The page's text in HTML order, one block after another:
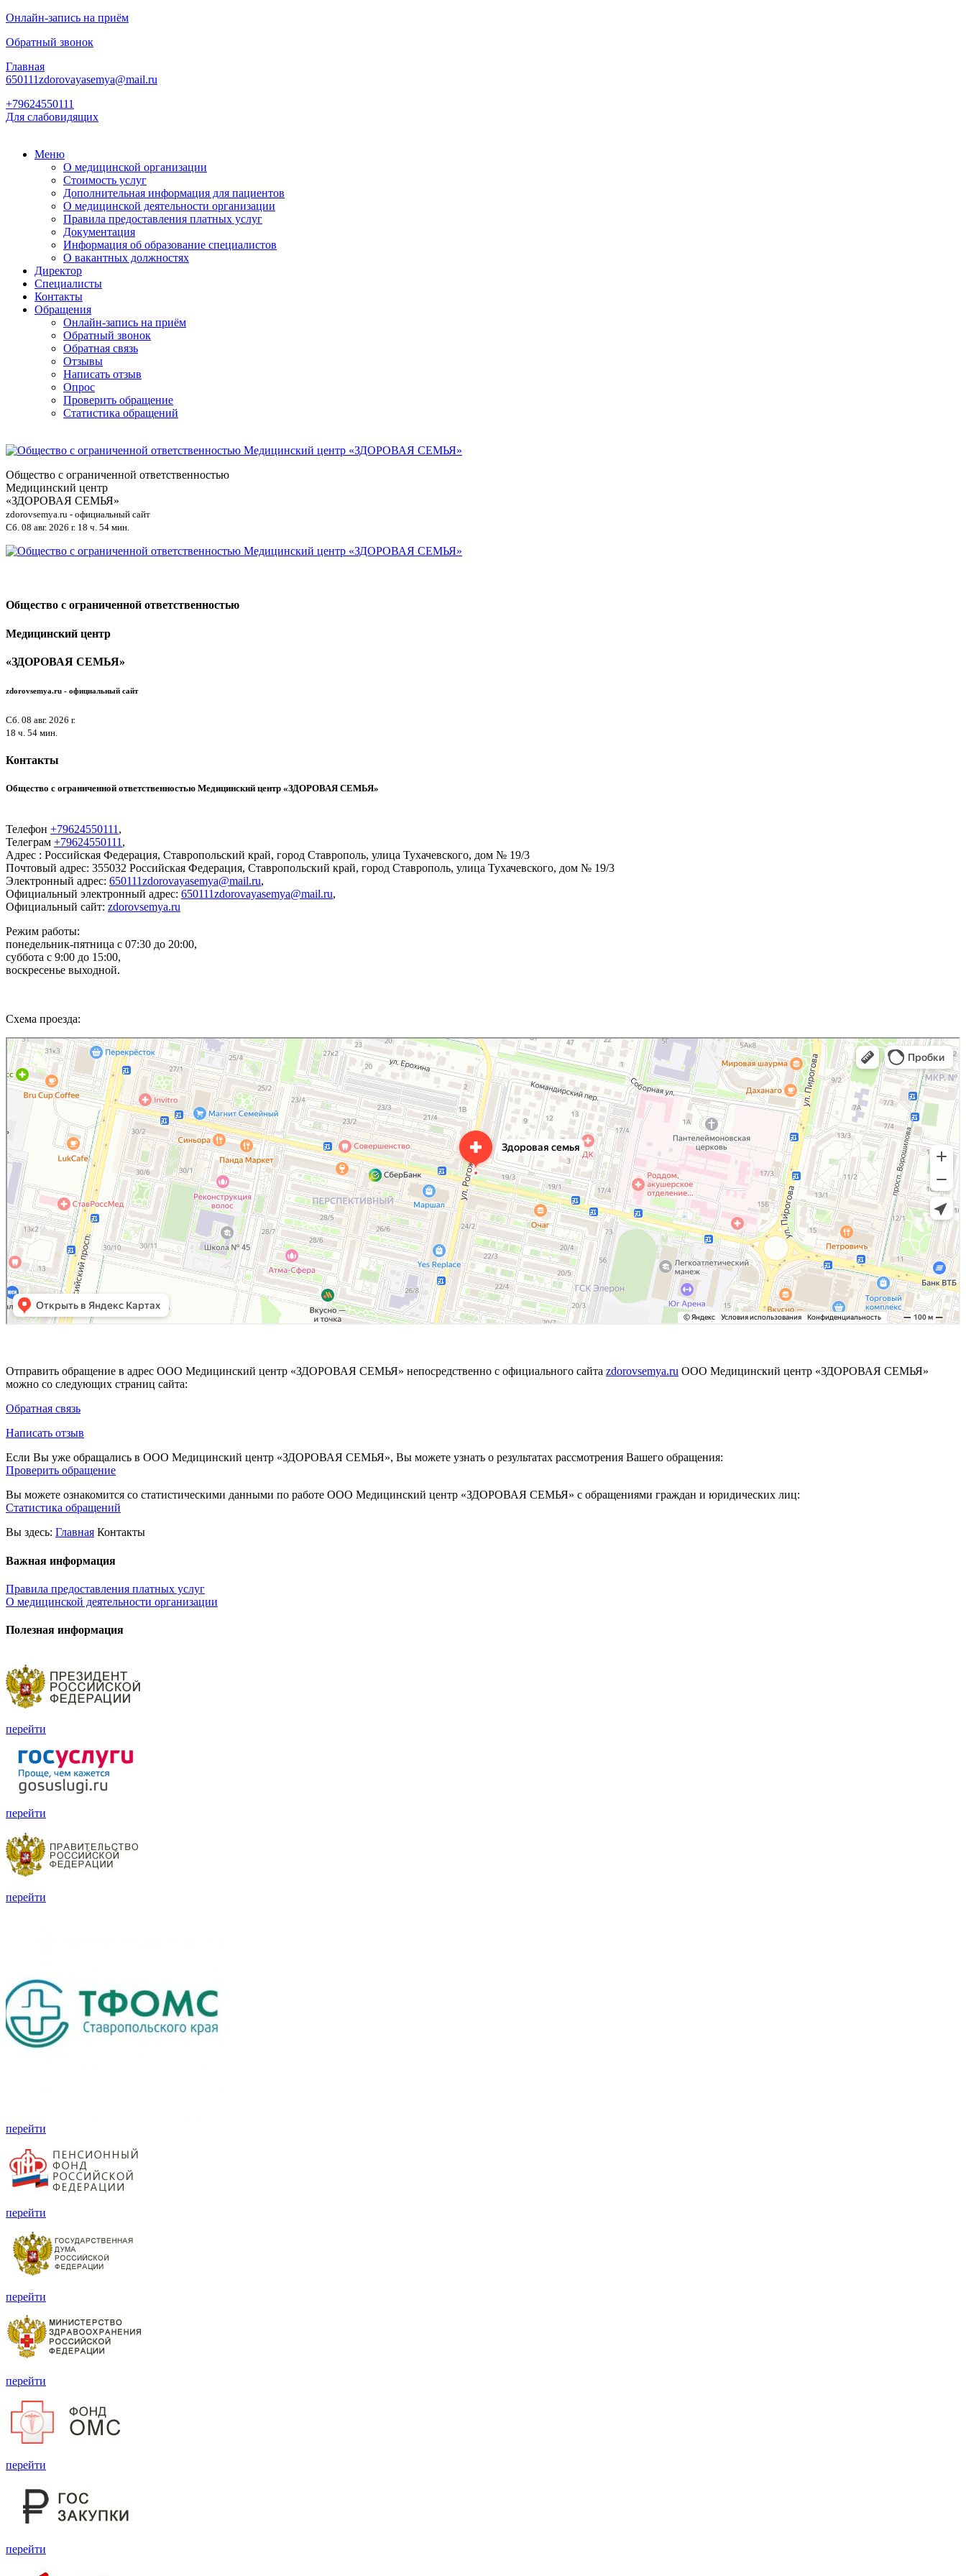
Онлайн-запись на приём
Обратный звонок
Главная
650111zdorovayasemya@mail.ru
+79624550111
Для слабовидящих
Меню
О медицинской организации
Стоимость услуг
Дополнительная информация для пациентов
О медицинской деятельности организации
Правила предоставления платных услуг
Документация
Информация об образование специалистов
О вакантных должностях
Директор
Специалисты
Контакты
Обращения
Онлайн-запись на приём
Обратный звонок
Обратная связь
Отзывы
Написать отзыв
Опрос
Проверить обращение
Статистика обращений
Общество с ограниченной ответственностью
Медицинский центр
«ЗДОРОВАЯ СЕМЬЯ»
zdorovsemya.ru - официальный сайт
Сб. 08 авг. 2026 г. 18 ч. 54 мин.
Общество с ограниченной ответственностью
Медицинский центр
«ЗДОРОВАЯ СЕМЬЯ»
zdorovsemya.ru - официальный сайт
Сб. 08 авг. 2026 г.
18 ч. 54 мин.
Контакты
Общество с ограниченной ответственностью Медицинский центр «ЗДОРОВАЯ СЕМЬЯ»
Телефон +79624550111 ,
Телеграм +79624550111 ,
Адрес : Российская Федерация, Ставропольский край, город Ставрополь, улица Тухачевского, дом № 19/3
Почтовый адрес: 355032 Российская Федерация, Ставропольский край, город Ставрополь, улица Тухачевского, дом № 19/3
Электронный адрес: 650111zdorovayasemya@mail.ru,
Официальный электронный адрес: 650111zdorovayasemya@mail.ru,
Официальный сайт: zdorovsemya.ru
Режим работы:
понедельник-пятница с 07:30 до 20:00,
суббота с 9:00 до 15:00,
воскресенье выходной.
Схема проезда:
Здоровая семья
Медцентр, клиника в Ставрополе
Отправить обращение в адрес ООО Медицинский центр «ЗДОРОВАЯ СЕМЬЯ» непосредственно с официального сайта zdorovsemya.ru ООО Медицинский центр «ЗДОРОВАЯ СЕМЬЯ»
можно со следующих страниц сайта:
Обратная связь
Написать отзыв
Если Вы уже обращались в ООО Медицинский центр «ЗДОРОВАЯ СЕМЬЯ», Вы можете узнать о результатах рассмотрения Вашего обращения:
Проверить обращение
Вы можете ознакомится со статистическими данными по работе ООО Медицинский центр «ЗДОРОВАЯ СЕМЬЯ» с обращениями граждан и юридических лиц:
Статистика обращений
Вы здесь: Главная Контакты
Важная информация
Правила предоставления платных услуг
О медицинской деятельности организации
Полезная информация
перейти
перейти
перейти
перейти
перейти
перейти
перейти
перейти
перейти